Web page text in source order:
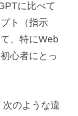
に比べて
ト（指示
、特にWeb
心者にとっ
のような違